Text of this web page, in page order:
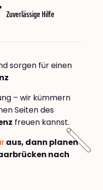
Zuverlässige Hilfe
sorgen für einen
– wir kümmern
Seiten des
freuen kannst.
aus, dann planen
nach